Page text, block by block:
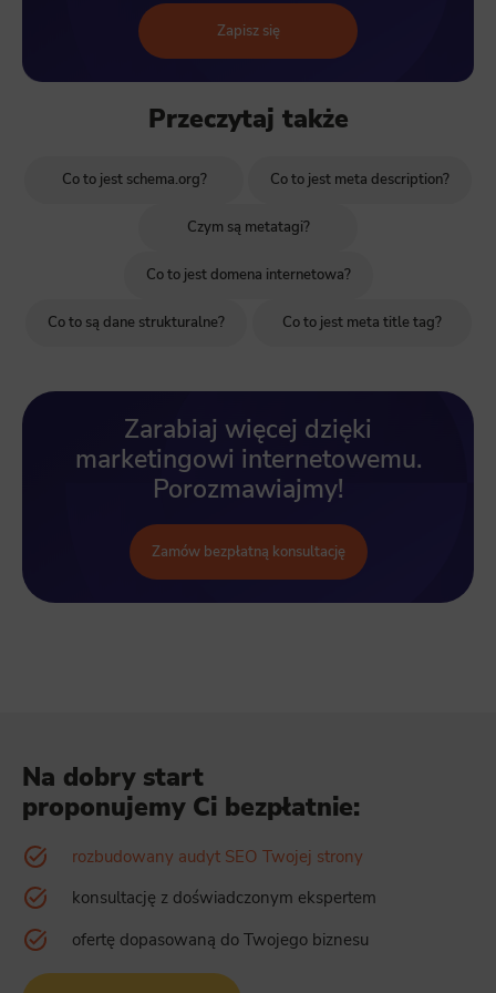
Scripts and data used to collect information to analyze site traffic and how users use the site, how they came to the site, and
to create aggregate demographic statistics about users. Analytical cookies and similar technologies allow us to measure the
effectiveness of actions taken and content presented.
Zapisz się
Przeczytaj także
Co to jest schema.org? Co to jest meta description?
Czym są metatagi?
Co to jest domena internetowa?
Co to są dane strukturalne? Co to jest meta title tag?
Zarabiaj więcej dzięki
marketingowi internetowemu.
Porozmawiajmy!
Zamów bezpłatną konsultację
Na dobry start
proponujemy Ci bezpłatnie:
rozbudowany audyt SEO Twojej strony
konsultację z doświadczonym ekspertem
ofertę dopasowaną do Twojego biznesu